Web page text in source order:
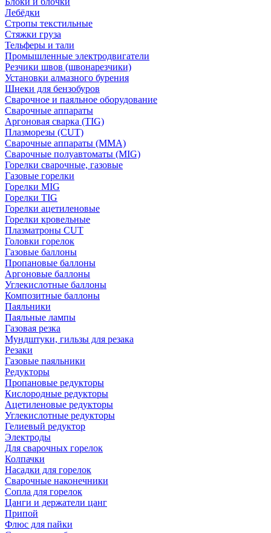
Лебёдки
Стропы текстильные
Стяжки груза
Тельферы и тали
Промышленные электродвигатели
Резчики швов (швонарезчики)
Установки алмазного бурения
Шнеки для бензобуров
Сварочное и паяльное оборудование
Сварочные аппараты
Аргоновая сварка (TIG)
Плазморезы (CUT)
Сварочные аппараты (MMA)
Сварочные полуавтоматы (MIG)
Горелки сварочные, газовые
Газовые горелки
Горелки MIG
Горелки TIG
Горелки ацетиленовые
Горелки кровельные
Плазматроны CUT
Головки горелок
Газовые баллоны
Пропановые баллоны
Аргоновые баллоны
Углекислотные баллоны
Композитные баллоны
Паяльники
Паяльные лампы
Газовая резка
Мундштуки, гильзы для резака
Резаки
Газовые паяльники
Редукторы
Пропановые редукторы
Кислородные редукторы
Ацетиленовые редукторы
Углекислотные редукторы
Гелиевый редуктор
Электроды
Для сварочных горелок
Колпачки
Насадки для горелок
Сварочные наконечники
Сопла для горелок
Цанги и держатели цанг
Припой
Флюс для пайки